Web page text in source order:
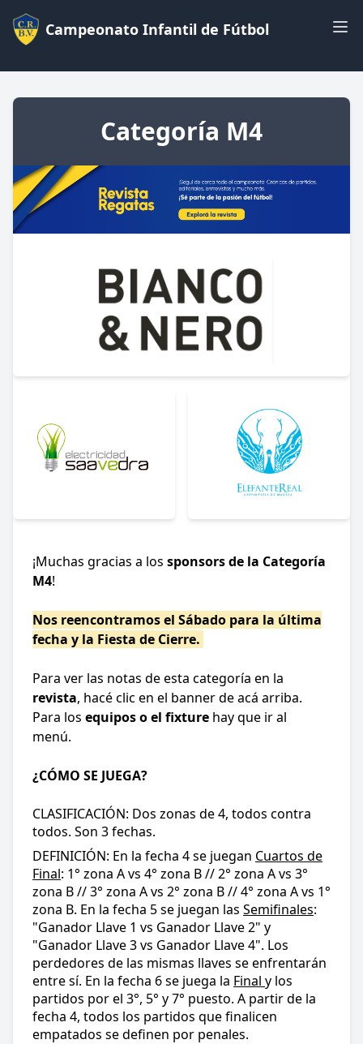
Campeonato Infantil de Fútbol
Categoría M4
¡Muchas gracias a los sponsors de la Categoría
M4!
Nos reencontramos el Sábado para la última
fecha y la Fiesta de Cierre.
Para ver las notas de esta categoría en la
revista, hacé clic en el banner de acá arriba.
Para los equipos o el fixture hay que ir al
menú.
¿CÓMO SE JUEGA?
CLASIFICACIÓN: Dos zonas de 4, todos contra
todos. Son 3 fechas.
DEFINICIÓN: En la fecha 4 se juegan Cuartos de
Final: 1° zona A vs 4° zona B // 2° zona A vs 3°
zona B // 3° zona A vs 2° zona B // 4° zona A vs 1°
zona B. En la fecha 5 se juegan las Semifinales:
"Ganador Llave 1 vs Ganador Llave 2" y
"Ganador Llave 3 vs Ganador Llave 4". Los
perdedores de las mismas llaves se enfrentarán
entre sí. En la fecha 6 se juega la Final y los
partidos por el 3°, 5° y 7° puesto. A partir de la
fecha 4, todos los partidos que finalicen
empatados se definen por penales.